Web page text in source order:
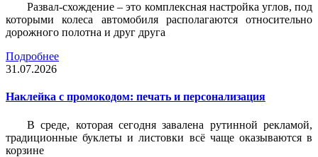
Развал-схождение – это комплексная настройка углов, под
которыми колеса автомобиля располагаются относительно
дорожного полотна и друг друга
Подробнее
31.07.2026
Наклейка c промокодом: печать и персонализация
В среде, которая сегодня завалена рутинной рекламой,
традиционные буклеты и листовки всё чаще оказываются в
корзине